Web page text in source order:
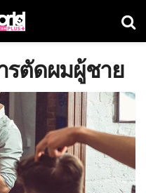
รตัดผมผู้ชาย